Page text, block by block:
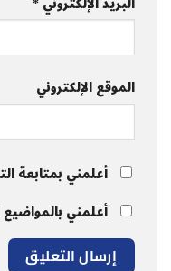
الموقع الإلكتروني
أعلمني بمتابعة
أعلمني بالمواضيع